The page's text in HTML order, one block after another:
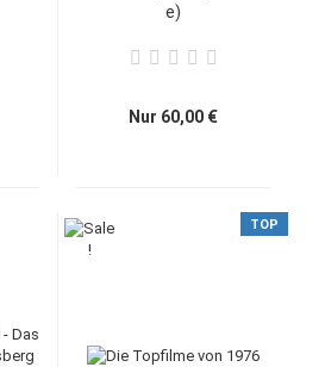
e)
Nur 60,00 €
TOP